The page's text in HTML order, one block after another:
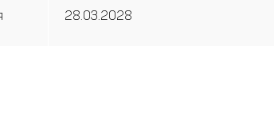
28.03.2028